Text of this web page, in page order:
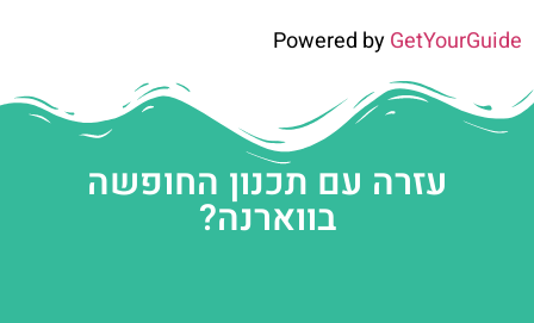
Powered byGetYourGuide
עזרה עם תכנון החופשה
בווארנה?